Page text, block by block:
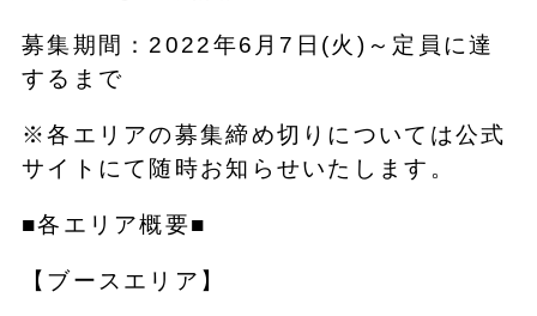
募集期間：2022年6月7日(火)～定員に達
するまで
※各エリアの募集締め切りについては公式
サイトにて随時お知らせいたします。
■各エリア概要■
【ブースエリア】